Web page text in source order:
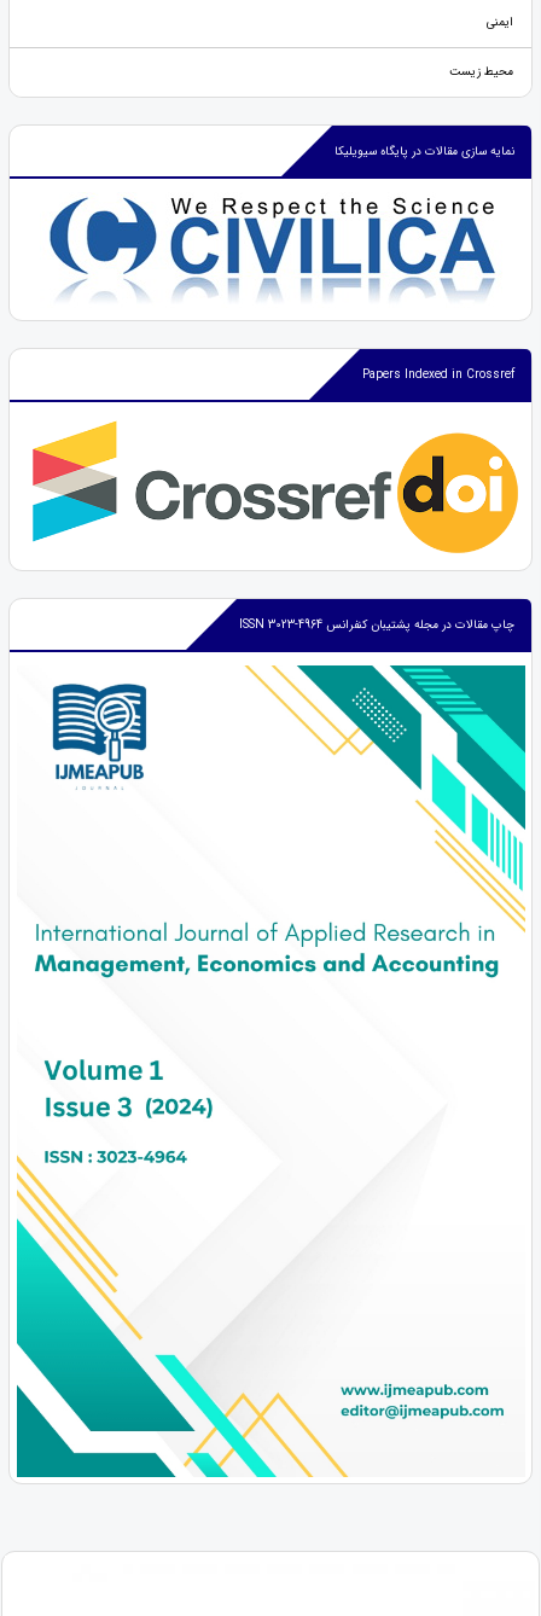
ایمنی
محیط زیست
نمایه سازی مقالات در پایگاه سیویلیکا
Papers Indexed in Crossref
چاپ مقالات در مجله پشتیبان کنفرانس ISSN 3023-4964